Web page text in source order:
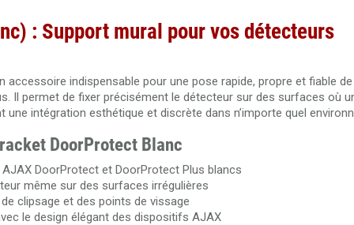
: Support mural pour vos détecteurs
indispensable pour une pose rapide, propre et fiable
Il permet de fixer précisément le détecteur sur des surfaces où
intégration esthétique et discrète dans n’importe quel
DoorProtect Blanc
DoorProtect et DoorProtect Plus blancs
même sur des surfaces irrégulières
clipsage et des points de vissage
le design élégant des dispositifs AJAX